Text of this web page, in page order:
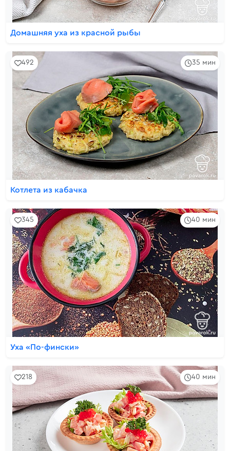
Домашняя уха из красной рыбы
35 мин
492
Котлета из кабачка
40 мин
345
Уха «По-фински»
40 мин
218